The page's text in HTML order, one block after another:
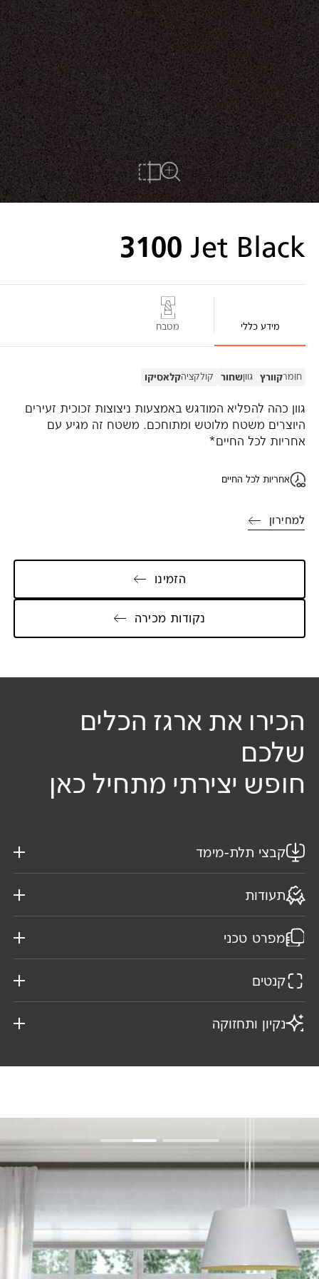
לצפייה במשטח מלא
להשוואה
3100 Jet Black
מידע כללי מטבח
חומרקוורץ גווןשחור קולקציהקלאסיקו
גוון כהה להפליא המודגש באמצעות ניצוצות זכוכית זעירים
היוצרים משטח מלוטש ומתוחכם. משטח זה מגיע עם
אחריות לכל החיים*
אחריות לכל החיים
למחירון
הזמינו
נקודות מכירה
הכירו את ארגז הכלים
שלכם
חופש יצירתי מתחיל כאן
קבצי תלת-מימד
תעודות
מפרט טכני
קנטים
נקיון ותחזוקה